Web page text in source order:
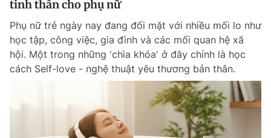
tinh thần cho phụ nữ
Phụ nữ trẻ ngày nay đang đối mặt với nhiều mối lo như
học tập, công việc, gia đình và các mối quan hệ xã
hội. Một trong những 'chìa khóa' ở đây chính là học
cách Self-love - nghệ thuật yêu thương bản thân.